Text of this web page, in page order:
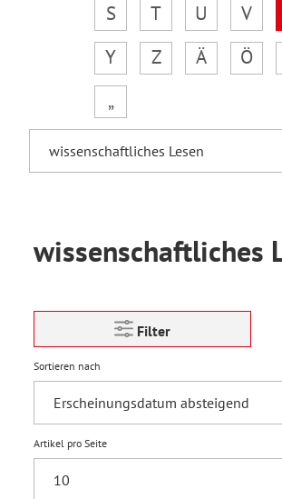
S
T U V
Y
Z Ä Ö
„
wissenschaftliches
Filter
Sortieren nach
Artikel pro Seite